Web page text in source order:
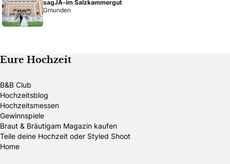
sagJA-im Salzkammergut
Gmunden
Eure Hochzeit
B&B Club
Hochzeitsblog
Hochzeitsmessen
Gewinnspiele
Braut & Bräutigam Magazin kaufen
Teile deine Hochzeit oder Styled Shoot
Home